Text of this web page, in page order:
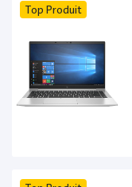
Top Produit